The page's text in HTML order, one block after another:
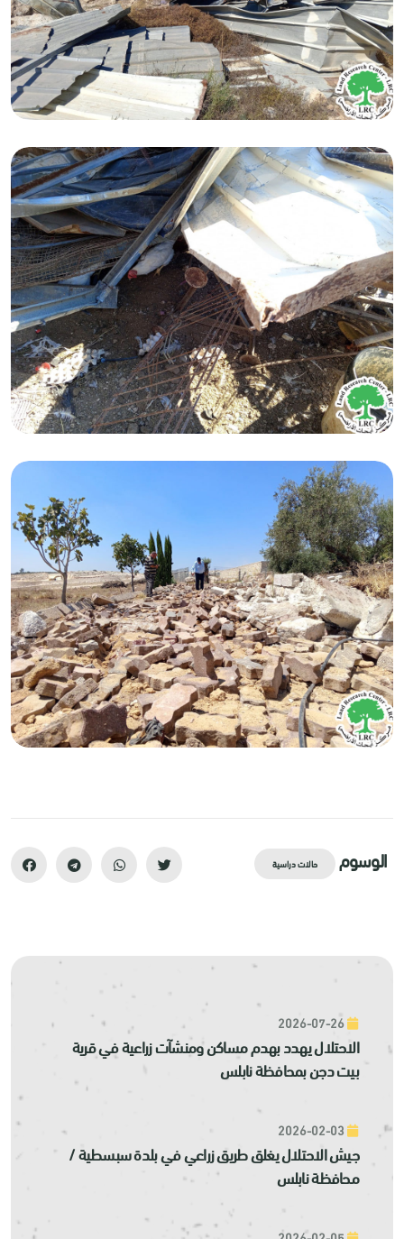
الوسوم حالات دراسية
الاحتلال يهدد بهدم مساكن ومنشآت زراعية في قرية
بيت دجن بمحافظة نابلس
جيش الاحتلال يغلق طريق زراعي في بلدة سبسطية /
محافظة نابلس